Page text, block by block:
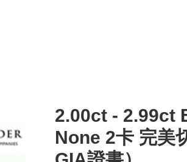
2.00ct - 2.99ct
None 2卡 完美